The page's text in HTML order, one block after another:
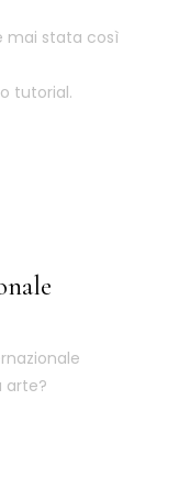
mai stata così
tutorial.
arte?